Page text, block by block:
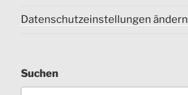
Datenschutzeinstellungen ändern
Suchen